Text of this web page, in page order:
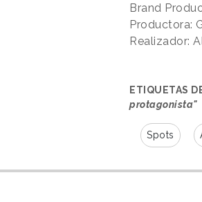
Brand
Productora:
Realizador:
ETIQUETAS
protagonista"
Spots